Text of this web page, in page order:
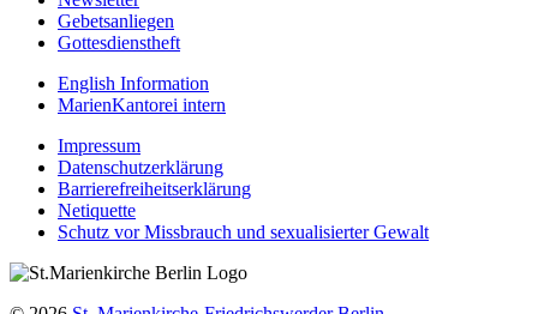
Gebetsanliegen
Gottesdienstheft
English Information
MarienKantorei intern
Impressum
Datenschutzerklärung
Barrierefreiheitserklärung
Netiquette
Schutz vor Missbrauch und sexualisierter Gewalt